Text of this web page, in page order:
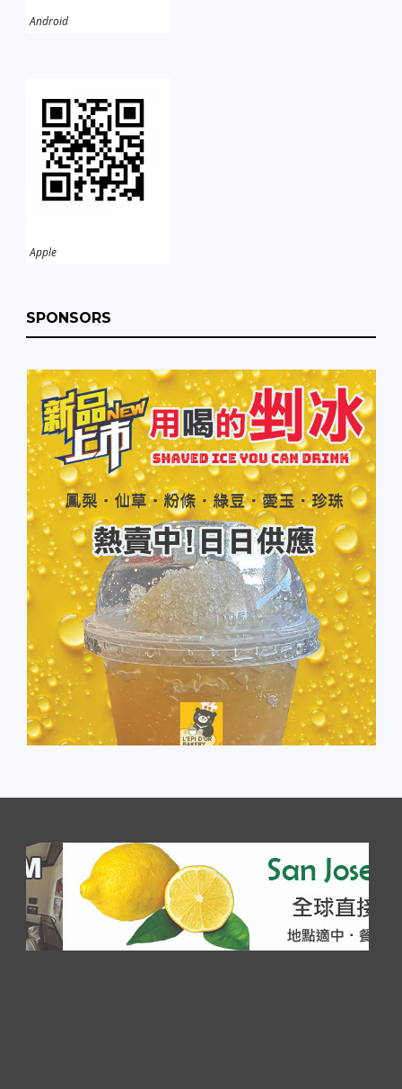
Android
Apple
SPONSORS